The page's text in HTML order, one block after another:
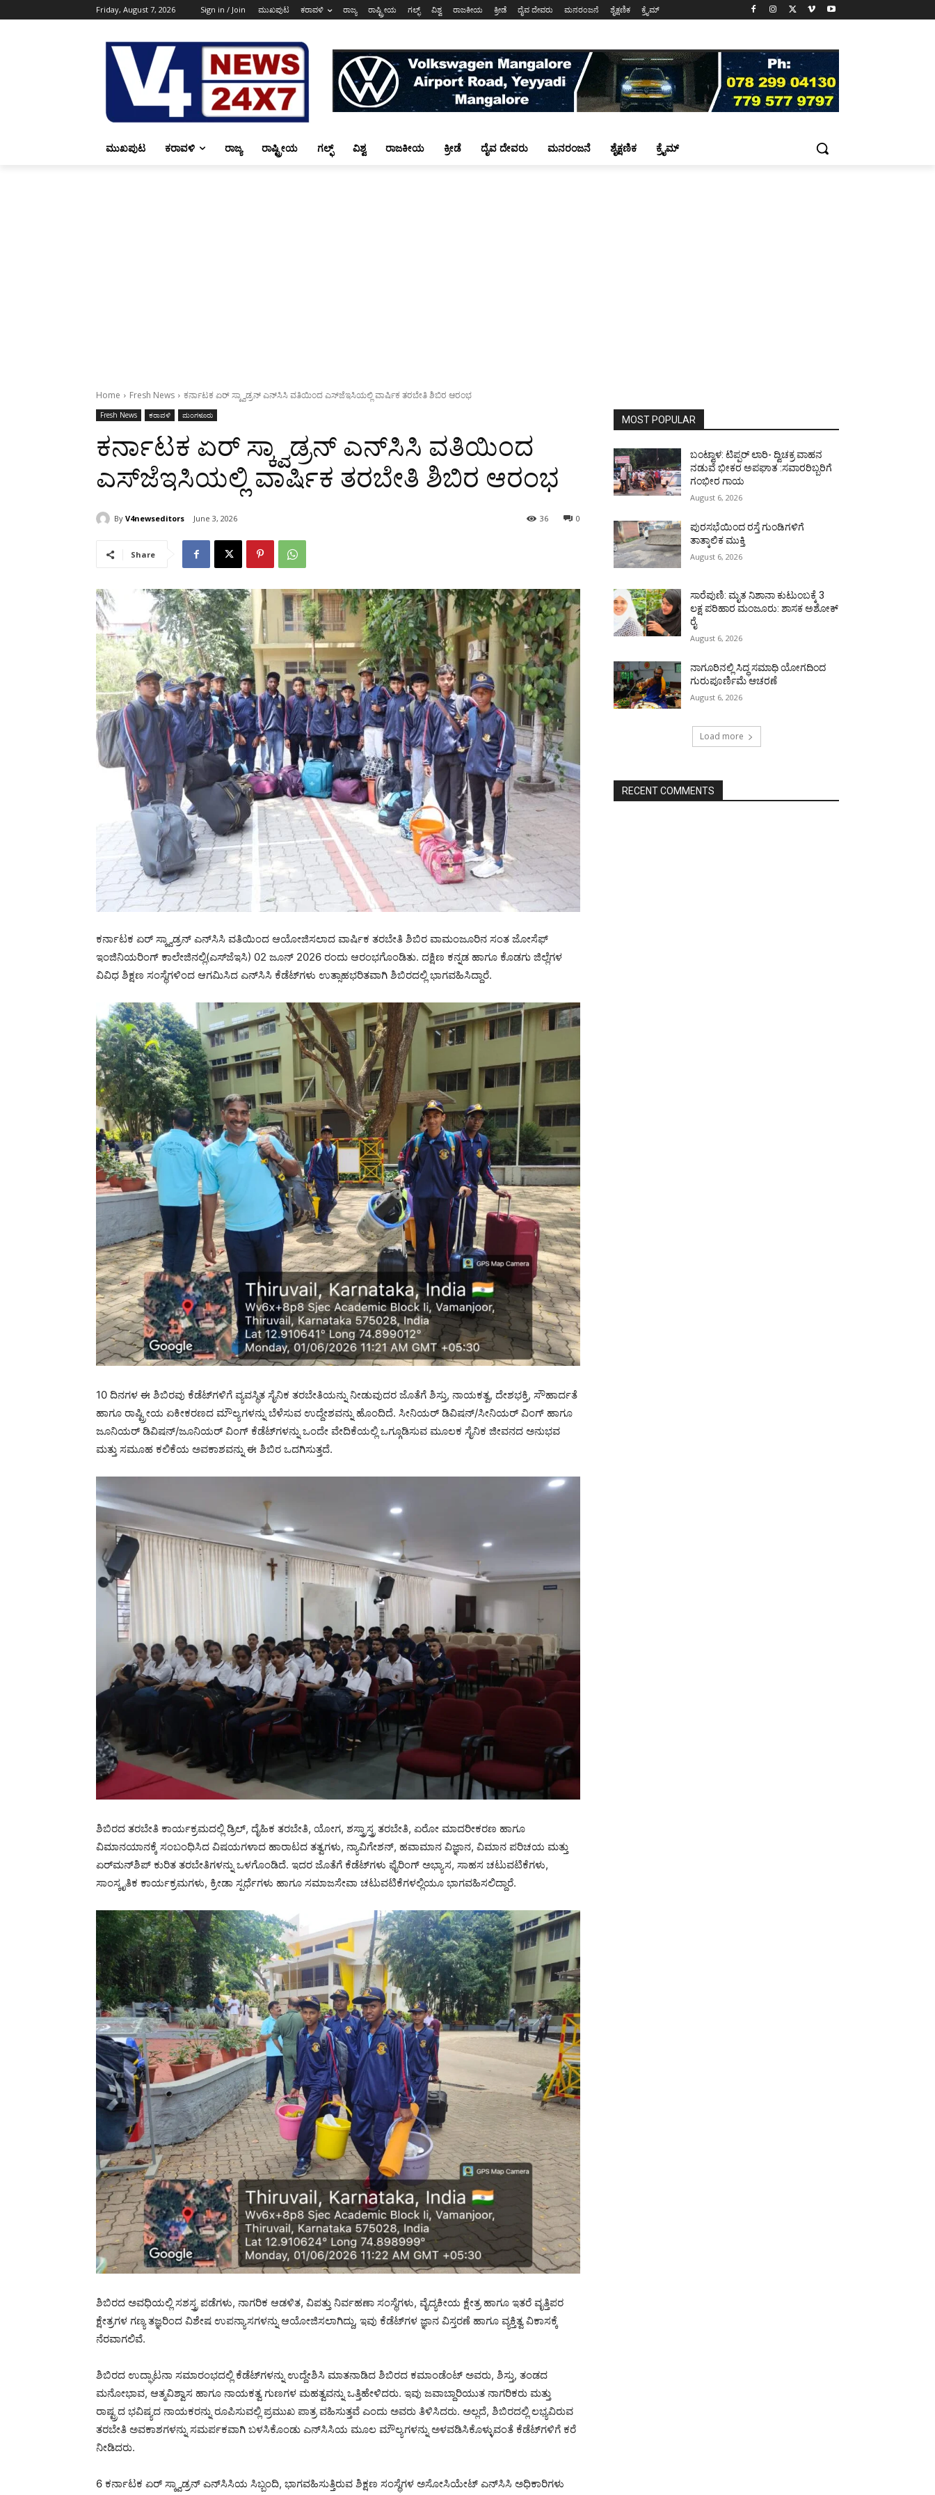
Friday, August 7, 2026 Sign in / Join ಮುಖಪುಟ ಕರಾವಳಿ ರಾಜ್ಯ ರಾಷ್ಟ್ರೀಯ ಗಲ್ಫ್ ವಿಶ್ವ ರಾಜಕೀಯ ಕ್ರೀಡೆ ದೈವ ದೇವರು ಮನರಂಜನೆ ಶೈಕ್ಷಣಿಕ ಕ್ರೈಮ್
ಮುಖಪುಟ ಕರಾವಳಿ ರಾಜ್ಯ ರಾಷ್ಟ್ರೀಯ ಗಲ್ಫ್ ವಿಶ್ವ ರಾಜಕೀಯ ಕ್ರೀಡೆ ದೈವ ದೇವರು ಮನರಂಜನೆ ಶೈಕ್ಷಣಿಕ ಕ್ರೈಮ್
Home Fresh News ಕರ್ನಾಟಕ ಏರ್ ಸ್ಕ್ವಾಡ್ರನ್ ಎನ್‌ಸಿಸಿ ವತಿಯಿಂದ ಎಸ್‌ಜೆಇಸಿ‌ಯಲ್ಲಿ ವಾರ್ಷಿಕ ತರಬೇತಿ ಶಿಬಿರ ಆರಂಭ
Fresh News ಕರಾವಳಿ ಮಂಗಳೂರು
ಕರ್ನಾಟಕ ಏರ್ ಸ್ಕ್ವಾಡ್ರನ್ ಎನ್‌ಸಿಸಿ ವತಿಯಿಂದ
ಎಸ್‌ಜೆಇಸಿ‌ಯಲ್ಲಿ ವಾರ್ಷಿಕ ತರಬೇತಿ ಶಿಬಿರ ಆರಂಭ
By V4newseditors June 3, 2026 0
36
Share
ಕರ್ನಾಟಕ ಏರ್ ಸ್ಕ್ವಾಡ್ರನ್ ಎನ್‌ಸಿಸಿ ವತಿಯಿಂದ ಆಯೋಜಿಸಲಾದ ವಾರ್ಷಿಕ ತರಬೇತಿ ಶಿಬಿರ ವಾಮಂಜೂರಿನ ಸಂತ ಜೋಸೆಫ್
ಇಂಜಿನಿಯರಿಂಗ್ ಕಾಲೇಜಿನಲ್ಲಿ(ಎಸ್‌ಜೆಇಸಿ‌) 02 ಜೂನ್ 2026 ರಂದು ಆರಂಭಗೊಂಡಿತು. ದಕ್ಷಿಣ ಕನ್ನಡ ಹಾಗೂ ಕೊಡಗು ಜಿಲ್ಲೆಗಳ
ವಿವಿಧ ಶಿಕ್ಷಣ ಸಂಸ್ಥೆಗಳಿಂದ ಆಗಮಿಸಿದ ಎನ್‌ಸಿಸಿ ಕೆಡೆಟ್‌ಗಳು ಉತ್ಸಾಹಭರಿತವಾಗಿ ಶಿಬಿರದಲ್ಲಿ ಭಾಗವಹಿಸಿದ್ದಾರೆ.
10 ದಿನಗಳ ಈ ಶಿಬಿರವು ಕೆಡೆಟ್‌ಗಳಿಗೆ ವ್ಯವಸ್ಥಿತ ಸೈನಿಕ ತರಬೇತಿಯನ್ನು ನೀಡುವುದರ ಜೊತೆಗೆ ಶಿಸ್ತು, ನಾಯಕತ್ವ, ದೇಶಭಕ್ತಿ, ಸೌಹಾರ್ದತೆ
ಹಾಗೂ ರಾಷ್ಟ್ರೀಯ ಏಕೀಕರಣದ ಮೌಲ್ಯಗಳನ್ನು ಬೆಳೆಸುವ ಉದ್ದೇಶವನ್ನು ಹೊಂದಿದೆ. ಸೀನಿಯರ್ ಡಿವಿಷನ್/ಸೀನಿಯರ್ ವಿಂಗ್ ಹಾಗೂ
ಜೂನಿಯರ್ ಡಿವಿಷನ್/ಜೂನಿಯರ್ ವಿಂಗ್ ಕೆಡೆಟ್‌ಗಳನ್ನು ಒಂದೇ ವೇದಿಕೆಯಲ್ಲಿ ಒಗ್ಗೂಡಿಸುವ ಮೂಲಕ ಸೈನಿಕ ಜೀವನದ ಅನುಭವ
ಮತ್ತು ಸಮೂಹ ಕಲಿಕೆಯ ಅವಕಾಶವನ್ನು ಈ ಶಿಬಿರ ಒದಗಿಸುತ್ತದೆ.
ಶಿಬಿರದ ತರಬೇತಿ ಕಾರ್ಯಕ್ರಮದಲ್ಲಿ ಡ್ರಿಲ್, ದೈಹಿಕ ತರಬೇತಿ, ಯೋಗ, ಶಸ್ತ್ರಾಸ್ತ್ರ ತರಬೇತಿ, ಏರೋ ಮಾದರೀಕರಣ ಹಾಗೂ
ವಿಮಾನಯಾನಕ್ಕೆ ಸಂಬಂಧಿಸಿದ ವಿಷಯಗಳಾದ ಹಾರಾಟದ ತತ್ವಗಳು, ನ್ಯಾವಿಗೇಶನ್, ಹವಾಮಾನ ವಿಜ್ಞಾನ, ವಿಮಾನ ಪರಿಚಯ ಮತ್ತು
ಏರ್‌ಮನ್‌ಶಿಪ್ ಕುರಿತ ತರಬೇತಿಗಳನ್ನು ಒಳಗೊಂಡಿದೆ. ಇದರ ಜೊತೆಗೆ ಕೆಡೆಟ್‌ಗಳು ಫೈರಿಂಗ್ ಅಭ್ಯಾಸ, ಸಾಹಸ ಚಟುವಟಿಕೆಗಳು,
ಸಾಂಸ್ಕೃತಿಕ ಕಾರ್ಯಕ್ರಮಗಳು, ಕ್ರೀಡಾ ಸ್ಪರ್ಧೆಗಳು ಹಾಗೂ ಸಮಾಜಸೇವಾ ಚಟುವಟಿಕೆಗಳಲ್ಲಿಯೂ ಭಾಗವಹಿಸಲಿದ್ದಾರೆ.
ಶಿಬಿರದ ಅವಧಿಯಲ್ಲಿ ಸಶಸ್ತ್ರ ಪಡೆಗಳು, ನಾಗರಿಕ ಆಡಳಿತ, ವಿಪತ್ತು ನಿರ್ವಹಣಾ ಸಂಸ್ಥೆಗಳು, ವೈದ್ಯಕೀಯ ಕ್ಷೇತ್ರ ಹಾಗೂ ಇತರೆ ವೃತ್ತಿಪರ
ಕ್ಷೇತ್ರಗಳ ಗಣ್ಯ ತಜ್ಞರಿಂದ ವಿಶೇಷ ಉಪನ್ಯಾಸಗಳನ್ನು ಆಯೋಜಿಸಲಾಗಿದ್ದು, ಇವು ಕೆಡೆಟ್‌ಗಳ ಜ್ಞಾನ ವಿಸ್ತರಣೆ ಹಾಗೂ ವ್ಯಕ್ತಿತ್ವ ವಿಕಾಸಕ್ಕೆ
ನೆರವಾಗಲಿವೆ.
ಶಿಬಿರದ ಉದ್ಘಾಟನಾ ಸಮಾರಂಭದಲ್ಲಿ ಕೆಡೆಟ್‌ಗಳನ್ನು ಉದ್ದೇಶಿಸಿ ಮಾತನಾಡಿದ ಶಿಬಿರದ ಕಮಾಂಡೆಂಟ್ ಅವರು, ಶಿಸ್ತು, ತಂಡದ
ಮನೋಭಾವ, ಆತ್ಮವಿಶ್ವಾಸ ಹಾಗೂ ನಾಯಕತ್ವ ಗುಣಗಳ ಮಹತ್ವವನ್ನು ಒತ್ತಿಹೇಳಿದರು. ಇವು ಜವಾಬ್ದಾರಿಯುತ ನಾಗರಿಕರು ಮತ್ತು
ರಾಷ್ಟ್ರದ ಭವಿಷ್ಯದ ನಾಯಕರನ್ನು ರೂಪಿಸುವಲ್ಲಿ ಪ್ರಮುಖ ಪಾತ್ರ ವಹಿಸುತ್ತವೆ ಎಂದು ಅವರು ತಿಳಿಸಿದರು. ಅಲ್ಲದೆ, ಶಿಬಿರದಲ್ಲಿ ಲಭ್ಯವಿರುವ
ತರಬೇತಿ ಅವಕಾಶಗಳನ್ನು ಸಮರ್ಪಕವಾಗಿ ಬಳಸಿಕೊಂಡು ಎನ್‌ಸಿಸಿಯ ಮೂಲ ಮೌಲ್ಯಗಳನ್ನು ಅಳವಡಿಸಿಕೊಳ್ಳುವಂತೆ ಕೆಡೆಟ್‌ಗಳಿಗೆ ಕರೆ
ನೀಡಿದರು.
6 ಕರ್ನಾಟಕ ಏರ್ ಸ್ಕ್ವಾಡ್ರನ್ ಎನ್‌ಸಿಸಿಯ ಸಿಬ್ಬಂದಿ, ಭಾಗವಹಿಸುತ್ತಿರುವ ಶಿಕ್ಷಣ ಸಂಸ್ಥೆಗಳ ಅಸೋಸಿಯೇಟ್ ಎನ್‌ಸಿಸಿ ಅಧಿಕಾರಿಗಳು
MOST POPULAR
ಬಂಟ್ವಾಳ: ಟಿಪ್ಪರ್ ಲಾರಿ- ದ್ವಿಚಕ್ರ ವಾಹನ
ನಡುವೆ ಭೀಕರ ಅಪಘಾತ :ಸವಾರರಿಬ್ಬರಿಗೆ
ಗಂಭೀರ ಗಾಯ
August 6, 2026
ಪುರಸಭೆಯಿಂದ ರಸ್ತೆ ಗುಂಡಿಗಳಿಗೆ
ತಾತ್ಕಾಲಿಕ ಮುಕ್ತಿ
August 6, 2026
ಸಾರೆಪುಣಿ: ಮೃತ ನಿಶಾನಾ ಕುಟುಂಬಕ್ಕೆ 3
ಲಕ್ಷ ಪರಿಹಾರ ಮಂಜೂರು: ಶಾಸಕ ಅಶೋಕ್
ರೈ
August 6, 2026
ನಾಗೂರಿನಲ್ಲಿ ಸಿದ್ಧ ಸಮಾಧಿ ಯೋಗದಿಂದ
ಗುರುಪೂರ್ಣಿಮೆ ಆಚರಣೆ
August 6, 2026
Load more
RECENT COMMENTS